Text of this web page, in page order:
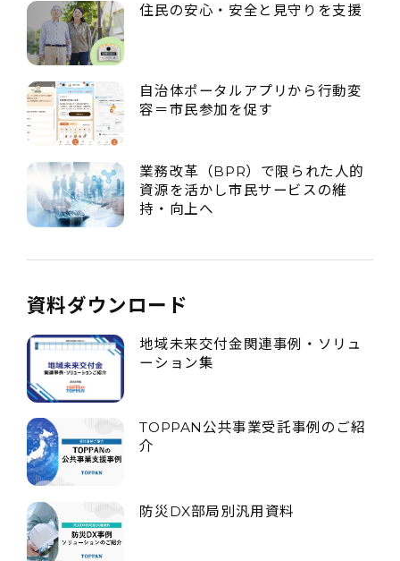
住民の安心・安全と見守りを支援
自治体ポータルアプリから行動変
容＝市民参加を促す
業務改革（BPR）で限られた人的
資源を活かし市民サービスの維
持・向上へ
資料ダウンロード
地域未来交付金関連事例・ソリュ
ーション集
TOPPAN公共事業受託事例のご紹
介
防災DX部局別汎用資料